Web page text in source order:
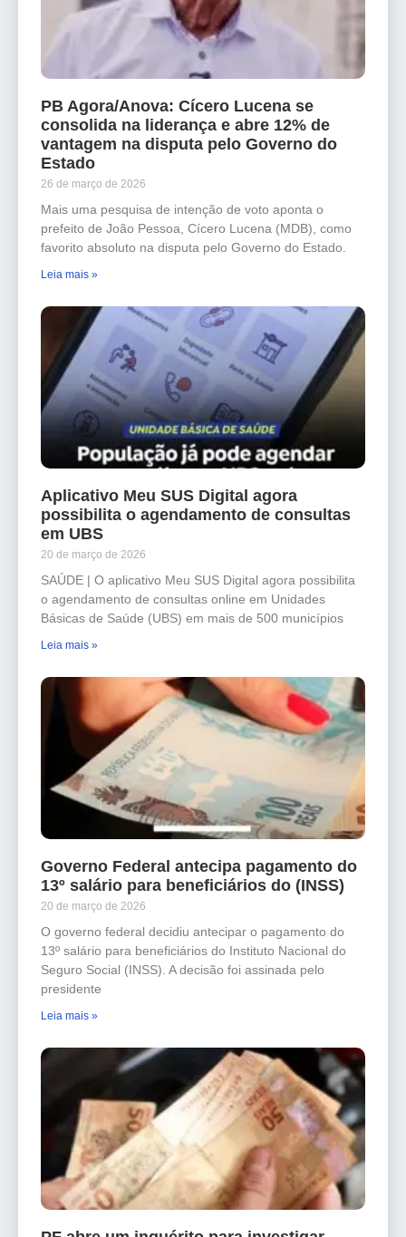
PB Agora/Anova: Cícero Lucena se
consolida na liderança e abre 12% de
vantagem na disputa pelo Governo do
Estado
26 de março de 2026
Mais uma pesquisa de intenção de voto aponta o
prefeito de João Pessoa, Cícero Lucena (MDB), como
favorito absoluto na disputa pelo Governo do Estado.
Leia mais »
Aplicativo Meu SUS Digital agora
possibilita o agendamento de consultas
em UBS
20 de março de 2026
SAÚDE | O aplicativo Meu SUS Digital agora possibilita
o agendamento de consultas online em Unidades
Básicas de Saúde (UBS) em mais de 500 municípios
Leia mais »
Governo Federal antecipa pagamento do
13º salário para beneficiários do (INSS)
20 de março de 2026
O governo federal decidiu antecipar o pagamento do
13º salário para beneficiários do Instituto Nacional do
Seguro Social (INSS). A decisão foi assinada pelo
presidente
Leia mais »